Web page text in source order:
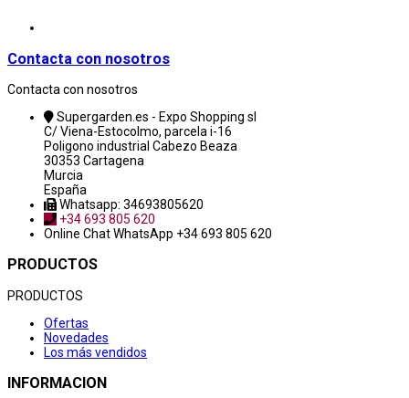
Contacta con nosotros
Contacta con nosotros
Supergarden.es - Expo Shopping sl
C/ Viena-Estocolmo, parcela i-16
Poligono industrial Cabezo Beaza
30353 Cartagena
Murcia
España
Whatsapp: 34693805620
+34 693 805 620
Online ChatWhatsApp +34 693 805 620
PRODUCTOS
PRODUCTOS
Ofertas
Novedades
Los más vendidos
INFORMACION